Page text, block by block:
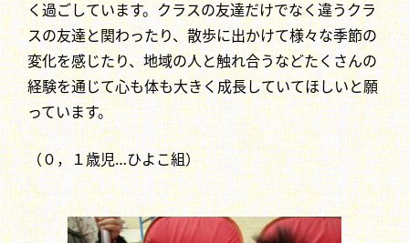
く過ごしています。クラスの友達だけでなく違うクラ
スの友達と関わったり、散歩に出かけて様々な季節の
変化を感じたり、地域の人と触れ合うなどたくさんの
経験を通じて心も体も大きく成長していてほしいと願
っています。
（０，１歳児…ひよこ組）